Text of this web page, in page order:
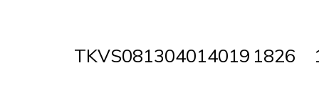
TKVS081304014019 1826